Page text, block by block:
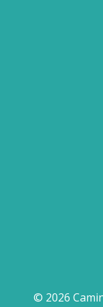
© 2026